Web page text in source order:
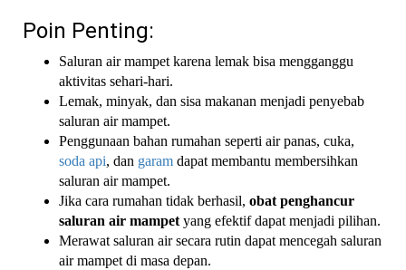
Poin Penting:
Saluran air mampet karena lemak bisa mengganggu
aktivitas sehari-hari.
Lemak, minyak, dan sisa makanan menjadi penyebab
saluran air mampet.
Penggunaan bahan rumahan seperti air panas, cuka,
soda api, dan garam dapat membantu membersihkan
saluran air mampet.
Jika cara rumahan tidak berhasil, obat penghancur
saluran air mampet yang efektif dapat menjadi pilihan.
Merawat saluran air secara rutin dapat mencegah saluran
air mampet di masa depan.